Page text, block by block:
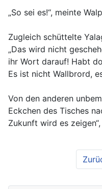
„So sei es!“, meinte
Zugleich schüttelte
„Das wird nicht
ihr Wort darauf! Habt
Es ist nicht Wallbrord,
Von den anderen
Eckchen des Tisches
Zukunft wird es